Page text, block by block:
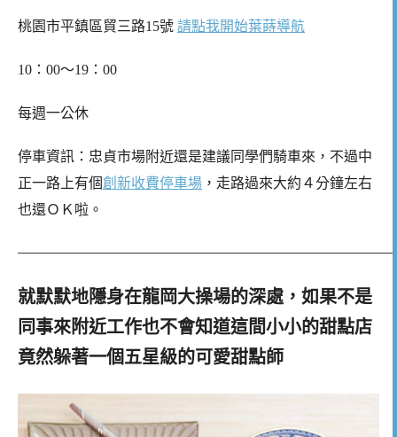
桃園市平鎮區貿三路15號 請點我開始葉蒔導航
10：00～19：00
每週一公休
停車資訊：忠貞市場附近還是建議同學們騎車來，不過中
正一路上有個創新收費停車場 ，走路過來大約４分鐘左右
也還ＯＫ啦。
就默默地隱身在龍岡大操場的深處，如果不是
同事來附近工作也不會知道這間小小的甜點店
竟然躲著一個五星級的可愛甜點師